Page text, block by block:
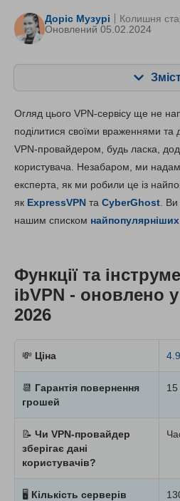
Доріс Музурі
Оновлений 05.02.2024
Колишня
Ключові характеристики 5.5
Встановлення та додатки 8.4
Надійність та підтримка 8.2
Огляд цього VPN-сервісу ще не
поділитися своїми враженнями та
VPN-провайдером, будь ласка,
користувача. Незабаром, ми
експерта, як ми робили це із
як ExpressVPN та CyberGhost .
нашим списком найпопулярніших
Функції та
ibVPN - оновлено у
2026
💸 Ціна
📆 Гарантія повернення
грошей
15
📝 Чи VPN-провайдер
зберігає дані
користувачів?
🖥 Кількість серверів